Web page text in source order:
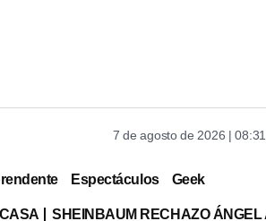
7 de agosto de 2026 | 08:31
Espectáculos Geek
SHEINBAUM RECHAZO ÁNGEL